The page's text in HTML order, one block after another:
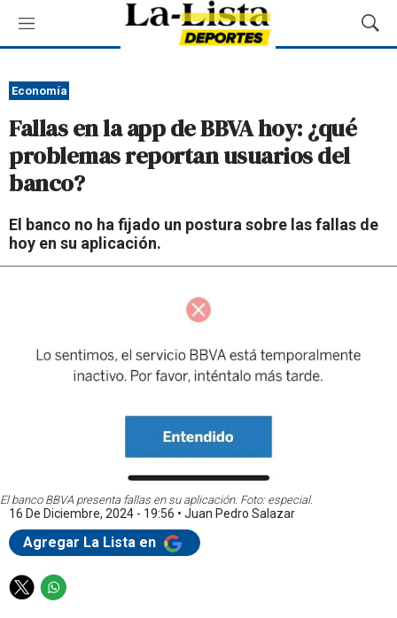
M
e
ú
M
o
q
u
d
Economía
Fallas en la app de BBVA hoy: ¿qué
problemas reportan usuarios del
banco?
El banco no ha fijado un postura sobre las fallas de
hoy en su aplicación.
El banco BBVA presenta fallas en su aplicación. Foto: especial.
16 De Diciembre, 2024 - 19:56 • Juan Pedro Salazar
Agregar La Lista en
T
W